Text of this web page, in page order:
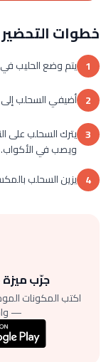
خطوات التحضير
1 يتم وضع الحليب في
2 أضيفي السحلب إلى
3 يترك السحلب على
ويصب في الأكواب.
4 يزين السحلب
جرّب
اكتب المكونات
—